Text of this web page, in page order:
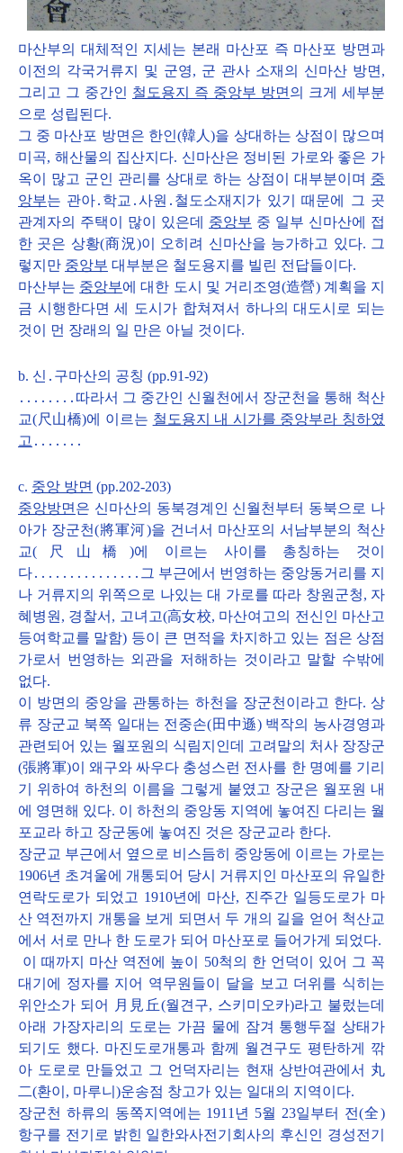
마산부의 대체적인 지세는 본래 마산포 즉 마산포 방면과
이전의 각국거류지 및 군영, 군 관사 소재의 신마산 방면,
그리고 그 중간인 철도용지 즉 중앙부 방면 의 크게 세부분
으로 성립된다.
그 중 마산포 방면은 한인(韓人)을 상대하는 상점이 많으며
미곡, 해산물의 집산지다. 신마산은 정비된 가로와 좋은 가
옥이 많고 군인 관리를 상대로 하는 상점이 대부분이며 중
앙부는 관아․학교․사원․철도소재지가 있기 때문에 그 곳
관계자의 주택이 많이 있은데 중앙부 중 일부 신마산에 접
한 곳은 상황(商況)이 오히려 신마산을 능가하고 있다. 그
렇지만 중앙부 대부분은 철도용지를 빌린 전답들이다.
마산부는 중앙부에 대한 도시 및 거리조영(造營) 계획을 지
금 시행한다면 세 도시가 합쳐져서 하나의 대도시로 되는
것이 먼 장래의 일 만은 아닐 것이다.
b. 신․구마산의 공칭 (pp.91-92)
․․․․․․․․따라서 그 중간인 신월천에서 장군천을 통해 척산
교(尺山橋)에 이르는 철도용지 내 시가를 중앙부라 칭하였
고 ․․․․․․․
c. 중앙 방면 (pp.202-203)
중앙방면 은 신마산의 동북경계인 신월천부터 동북으로 나
아가 장군천(將軍河)을 건너서 마산포의 서남부분의 척산
교(尺山橋)에 이르는 사이를 총칭하는 것이
다․․․․․․․․․․․․․․․그 부근에서 번영하는 중앙동거리를 지
나 거류지의 위쪽으로 나있는 대 가로를 따라 창원군청, 자
혜병원, 경찰서, 고녀고(高女校, 마산여고의 전신인 마산고
등여학교를 말함) 등이 큰 면적을 차지하고 있는 점은 상점
가로서 번영하는 외관을 저해하는 것이라고 말할 수밖에
없다.
이 방면의 중앙을 관통하는 하천을 장군천이라고 한다. 상
류 장군교 북쪽 일대는 전중손(田中遜) 백작의 농사경영과
관련되어 있는 월포원의 식림지인데 고려말의 처사 장장군
(張將軍)이 왜구와 싸우다 충성스런 전사를 한 명예를 기리
기 위하여 하천의 이름을 그렇게 붙였고 장군은 월포원 내
에 영면해 있다. 이 하천의 중앙동 지역에 놓여진 다리는 월
포교라 하고 장군동에 놓여진 것은 장군교라 한다.
장군교 부근에서 옆으로 비스듬히 중앙동에 이르는 가로는
1906년 초겨울에 개통되어 당시 거류지인 마산포의 유일한
연락도로가 되었고 1910년에 마산, 진주간 일등도로가 마
산 역전까지 개통을 보게 되면서 두 개의 길을 얻어 척산교
에서 서로 만나 한 도로가 되어 마산포로 들어가게 되었다.
이 때까지 마산 역전에 높이 50척의 한 언덕이 있어 그 꼭
대기에 정자를 지어 역무원들이 달을 보고 더위를 식히는
위안소가 되어 月見丘(월견구, 스키미오카)라고 불렀는데
아래 가장자리의 도로는 가끔 물에 잠겨 통행두절 상태가
되기도 했다. 마진도로개통과 함께 월견구도 평탄하게 깎
아 도로로 만들었고 그 언덕자리는 현재 상반여관에서 丸
二(환이, 마루니)운송점 창고가 있는 일대의 지역이다.
장군천 하류의 동쪽지역에는 1911년 5월 23일부터 전(全)
항구를 전기로 밝힌 일한와사전기회사의 후신인 경성전기